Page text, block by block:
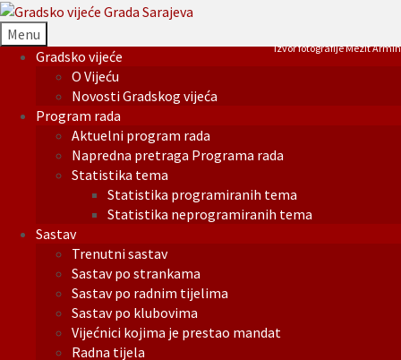
Menu
Gradsko vijeće
O Vijeću
Novosti Gradskog vijeća
Program rada
Aktuelni program rada
Napredna pretraga Programa rada
Statistika tema
Statistika programiranih tema
Statistika neprogramiranih tema
Sastav
Trenutni sastav
Sastav po strankama
Sastav po radnim tijelima
Sastav po klubovima
Vijećnici kojima je prestao mandat
Radna tijela
Izvor fotografije Mezit Armin